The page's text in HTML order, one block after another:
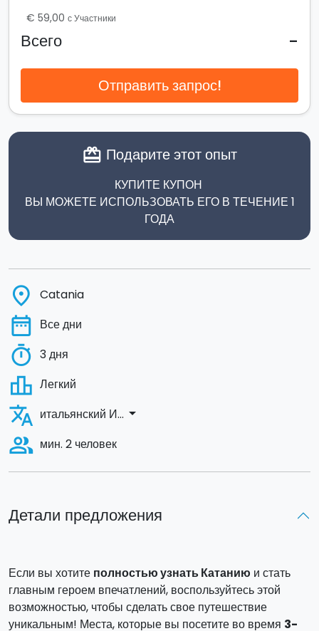
Детали предложения
Если вы хотите полностью узнать Катанию и стать
главным героем впечатлений, воспользуйтесь этой
возможностью, чтобы сделать свое путешествие
уникальным! Места, которые вы посетите во время 3-
€ 59,00 с Участники
Всего -
Отправить запрос!
card_giftcard Подарите этот опыт
КУПИТЕ КУПОН
ВЫ МОЖЕТЕ ИСПОЛЬЗОВАТЬ ЕГО В ТЕЧЕНИЕ 1
ГОДА
place Catania
date_range Все дни
timer 3 дня
leaderboard Легкий
translate итальянский И... arrow_drop_down
people_alt мин. 2 человек